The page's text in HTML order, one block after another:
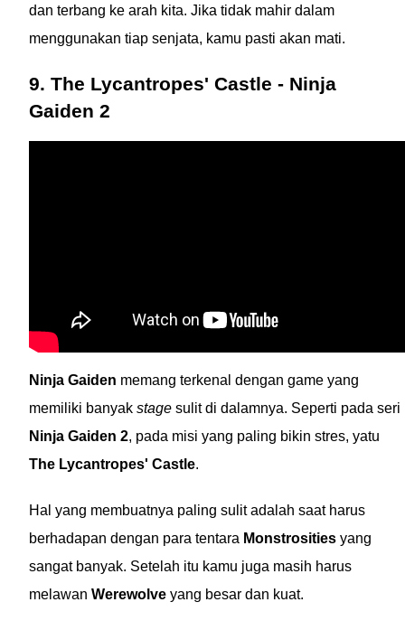
dan terbang ke arah kita. Jika tidak mahir dalam
menggunakan tiap senjata, kamu pasti akan mati.
9. The Lycantropes' Castle - Ninja
Gaiden 2
Ninja Gaiden memang terkenal dengan game yang
memiliki banyak stage sulit di dalamnya. Seperti pada seri
Ninja Gaiden 2, pada misi yang paling bikin stres, yatu
The Lycantropes' Castle.
Hal yang membuatnya paling sulit adalah saat harus
berhadapan dengan para tentara Monstrosities yang
sangat banyak. Setelah itu kamu juga masih harus
melawan Werewolve yang besar dan kuat.